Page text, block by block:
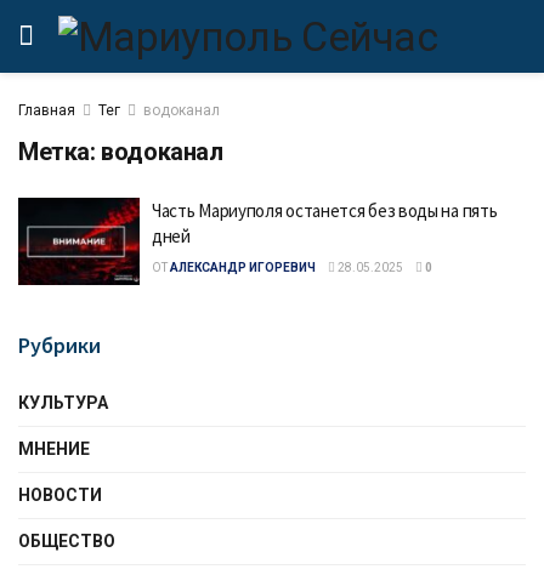
Главная Тег водоканал
Метка: водоканал
Часть Мариуполя останется без воды на пять
дней
ОТАЛЕКСАНДР ИГОРЕВИЧ 28.05.2025 0
Рубрики
КУЛЬТУРА
МНЕНИЕ
НОВОСТИ
ОБЩЕСТВО